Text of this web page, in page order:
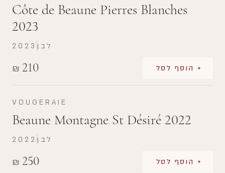
Côte de Beaune Pierres Blanches
2023
₪ 210 + הוסף לסל
2023 לבן
VOUGERAIE
Beaune Montagne St Désiré 2022
₪ 250 + הוסף לסל
2022 לבן